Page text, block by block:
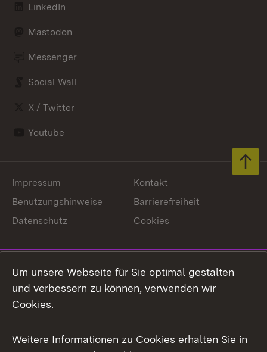
LinkedIn
Mastodon
Messenger
Social Wall
X / Twitter
Youtube
Link zum Landesportal
Impressum
Kontakt
Benutzungshinweise
Barrierefreiheit
Datenschutz
Cookies
Um unsere Webseite für Sie optimal gestalten
und verbessern zu können, verwenden wir
Cookies.
Weitere Informationen zu Cookies erhalten Sie in